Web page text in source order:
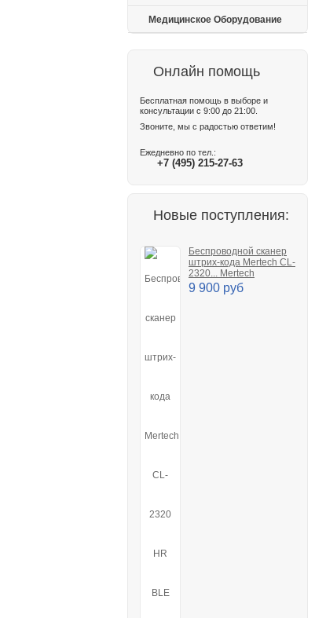
Медицинское Оборудование
Онлайн помощь
Бесплатная помощь в выборе и
консультации с 9:00 до 21:00.
Звоните, мы с радостью ответим!
Ежедневно по тел.:
+7 (495) 215-27-63
Новые поступления:
Беспроводной сканер
штрих-кода Mertech CL-
2320... Mertech
9 900 руб